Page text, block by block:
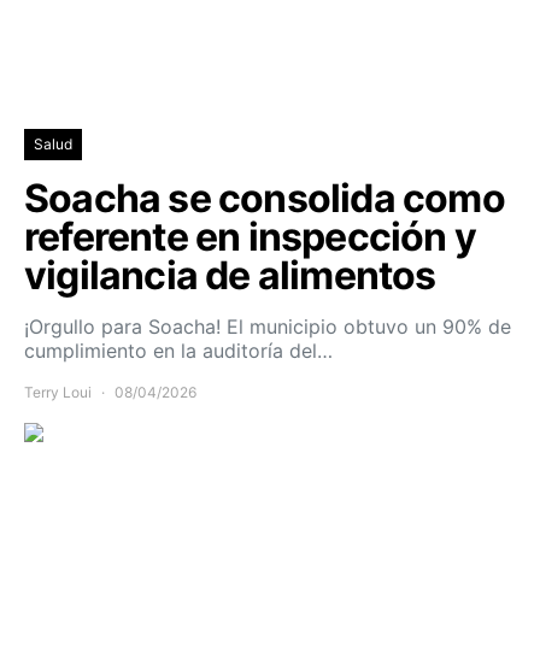
Salud
Soacha se consolida como
referente en inspección y
vigilancia de alimentos
¡Orgullo para Soacha! El municipio obtuvo un 90% de
cumplimiento en la auditoría del…
Terry Loui 08/04/2026